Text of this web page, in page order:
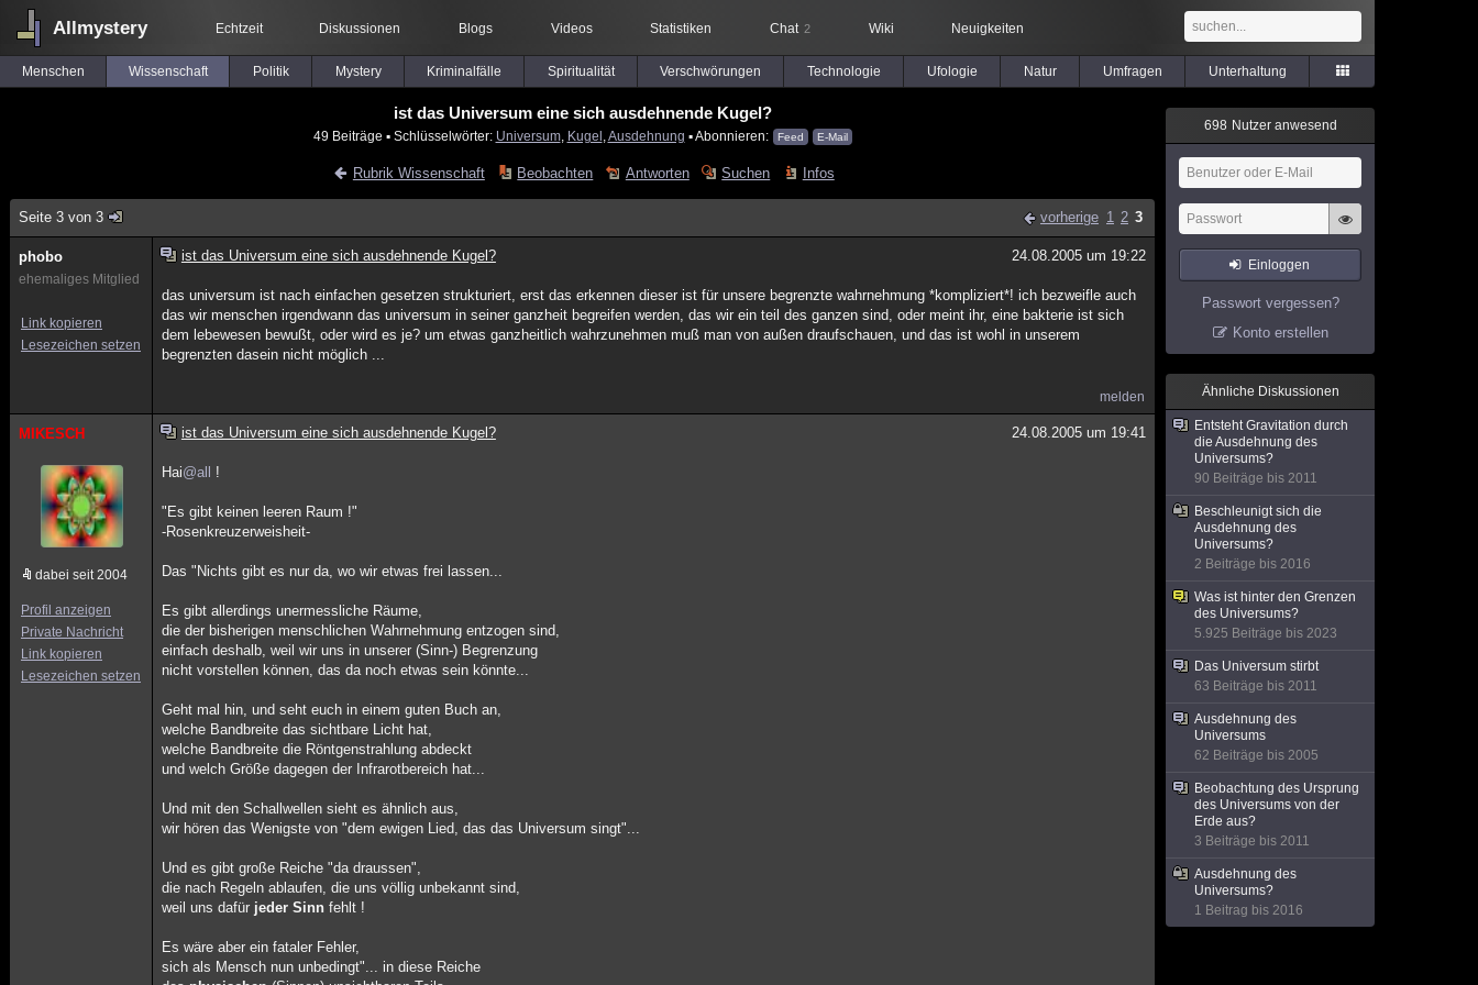
Allmystery Echtzeit Diskussionen Blogs Videos Statistiken Chat 2 Wiki Neuigkeiten
Menschen Wissenschaft Politik Mystery Kriminalfälle Spiritualität Verschwörungen Technologie Ufologie Natur Umfragen Unterhaltung
ist das Universum eine sich ausdehnende Kugel?
49 Beiträge ▪ Schlüsselwörter: Universum, Kugel Ausdehnung ▪ Abonnieren: Feed E-Mail
Rubrik Wissenschaft Beobachten Antworten Suchen Infos
Seite 3 von 3 vorherige 1 2 3
phobo
ehemaliges Mitglied
Link kopieren
Lesezeichen setzen
ist das Universum eine sich ausdehnende Kugel? 24.08.2005 um 19:22
das universum ist nach einfachen gesetzen strukturiert, erst das erkennen dieser ist für unsere begrenzte wahrnehmung *kompliziert*! ich bezweifle auch
das wir menschen irgendwann das universum in seiner ganzheit begreifen werden, das wir ein teil des ganzen sind, oder meint ihr, eine bakterie ist sich
dem lebewesen bewußt, oder wird es je? um etwas ganzheitlich wahrzunehmen muß man von außen draufschauen, und das ist wohl in unserem
begrenzten dasein nicht möglich ...
melden
MIKESCH
dabei seit 2004
Profil anzeigen
Private Nachricht
Link kopieren
Lesezeichen setzen
ist das Universum eine sich ausdehnende Kugel? 24.08.2005 um 19:41
Hai@all !
"Es gibt keinen leeren Raum !"
-Rosenkreuzerweisheit-
Das "Nichts gibt es nur da, wo wir etwas frei lassen...
Es gibt allerdings unermessliche Räume,
die der bisherigen menschlichen Wahrnehmung entzogen sind,
einfach deshalb, weil wir uns in unserer (Sinn-) Begrenzung
nicht vorstellen können, das da noch etwas sein könnte...
Geht mal hin, und seht euch in einem guten Buch an,
welche Bandbreite das sichtbare Licht hat,
welche Bandbreite die Röntgenstrahlung abdeckt
und welch Größe dagegen der Infrarotbereich hat...
Und mit den Schallwellen sieht es ähnlich aus,
wir hören das Wenigste von "dem ewigen Lied, das das Universum singt"...
Und es gibt große Reiche "da draussen",
die nach Regeln ablaufen, die uns völlig unbekannt sind,
weil uns dafür jeder Sinn fehlt !
Es wäre aber ein fataler Fehler,
sich als Mensch nun unbedingt"... in diese Reiche
698 Nutzer anwesend
Einloggen
Passwort vergessen?
Konto erstellen
Ähnliche Diskussionen
Entsteht Gravitation durch
die Ausdehnung des
Universums?
90 Beiträge bis 2011
Beschleunigt sich die
Ausdehnung des
Universums?
2 Beiträge bis 2016
Was ist hinter den Grenzen
des Universums?
5.925 Beiträge bis 2023
Das Universum stirbt
63 Beiträge bis 2011
Ausdehnung des
Universums
62 Beiträge bis 2005
Beobachtung des Ursprung
des Universums von der
Erde aus?
3 Beiträge bis 2011
Ausdehnung des
Universums?
1 Beitrag bis 2016